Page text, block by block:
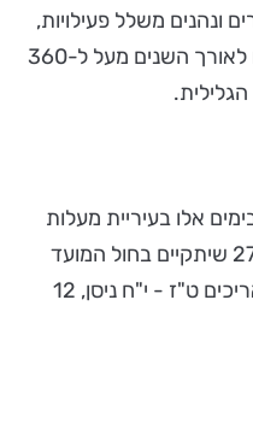
ונהנים משלל פעילויות,
ביניהן סימפוזיון הפיסול, בו נוצרו לאורך השנים מעל ל-360
אלו בעיריית מעלות
תרשיחא ההכנות לפסטיבל ה-27 שיתקיים בחול המועד
על שפת אגם מונפורט, בין התאריכים ט"ז - י"ח ניסן, 12